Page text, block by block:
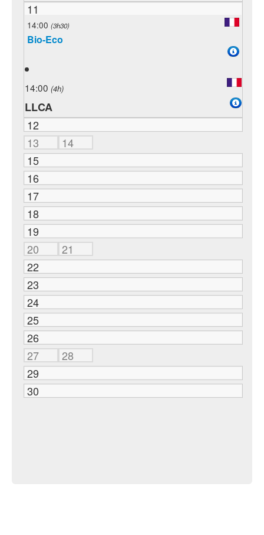
11
14:00 (3h30)
Bio-Eco
14:00 (4h)
LLCA
12
13
14
15
16
17
18
19
20
21
22
23
24
25
26
27
28
29
30